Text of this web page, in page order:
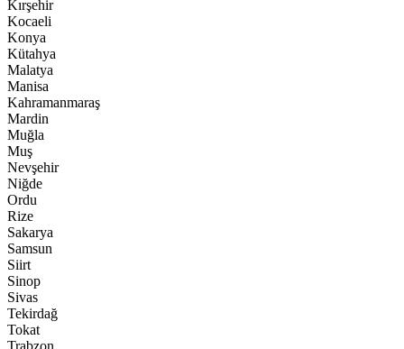
Kırşehir
Kocaeli
Konya
Kütahya
Malatya
Manisa
Kahramanmaraş
Mardin
Muğla
Muş
Nevşehir
Niğde
Ordu
Rize
Sakarya
Samsun
Siirt
Sinop
Sivas
Tekirdağ
Tokat
Trabzon